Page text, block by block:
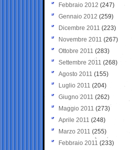
Febbraio 2012 (247)
Gennaio 2012 (259)
Dicembre 2011 (223)
Novembre 2011 (267)
Ottobre 2011 (283)
Settembre 2011 (268)
Agosto 2011 (155)
Luglio 2011 (204)
Giugno 2011 (262)
Maggio 2011 (273)
Aprile 2011 (248)
Marzo 2011 (255)
Febbraio 2011 (233)